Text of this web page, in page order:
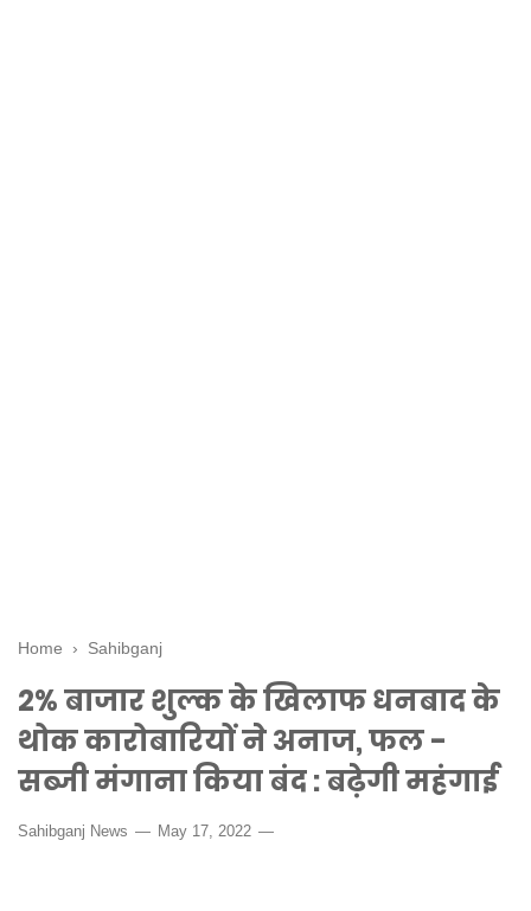
Home › Sahibganj
2% बाजार शुल्क के खिलाफ धनबाद के
थोक कारोबारियों ने अनाज, फल -
सब्जी मंगाना किया बंद : बढ़ेगी महंगाई
Sahibganj News May 17, 2022